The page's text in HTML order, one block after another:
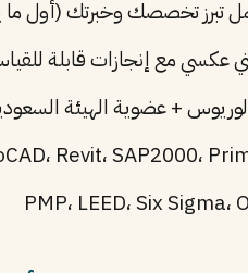
عكسي مع إنجازات قابلة
+ عضوية الهيئة